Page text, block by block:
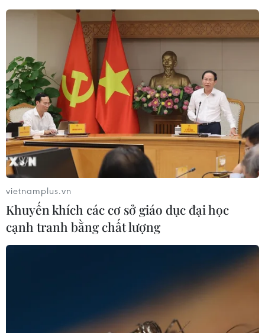
TIN CÙNG CHUYÊN MỤC
vietnamplus.vn
Khuyến khích các cơ sở giáo dục đại học
cạnh tranh bằng chất lượng